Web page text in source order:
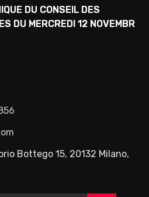
DU CONSEIL DES
DU MERCREDI 12 NOVEMBRE
Bottego 15, 20132 Milano,